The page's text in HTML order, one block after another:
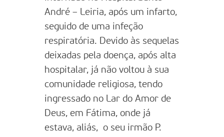
André – Leiria, após um infarto,
seguido de uma infeção
respiratória. Devido às sequelas
deixadas pela doença, após alta
hospitalar, já não voltou à sua
comunidade religiosa, tendo
ingressado no Lar do Amor de
Deus, em Fátima, onde já
estava, aliás, o seu irmão P.